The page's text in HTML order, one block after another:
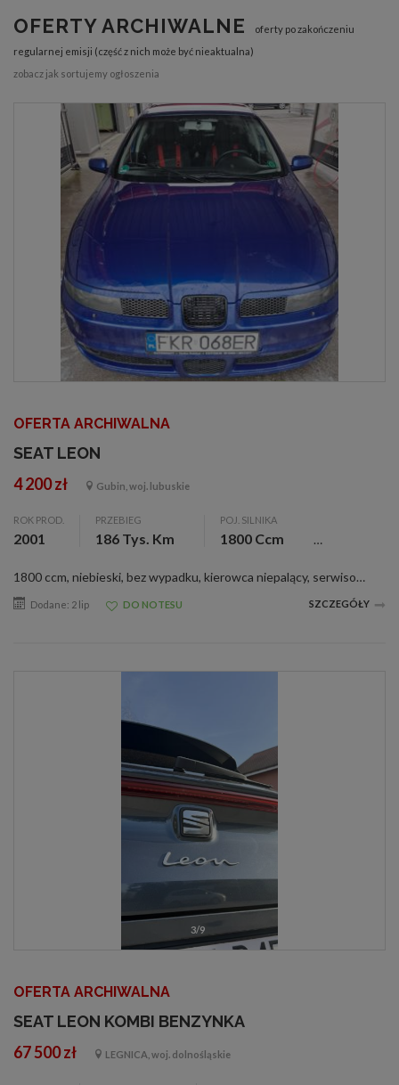
OFERTY ARCHIWALNE
oferty po zakończeniu
regularnej emisji (część z nich może być nieaktualna)
zobacz jak sortujemy ogłoszenia
OFERTA ARCHIWALNA
SEAT LEON
4 200 zł Gubin, woj. lubuskie
ROK PROD.
2001
PRZEBIEG
186 Tys. Km
POJ. SILNIKA
1800 Ccm
1800 ccm, niebieski, bez wypadku, kierowca niepalący, serwisowany, sprowadzony, zarejestr., ABS, alarm, alum. felgi, c. zamek, czujnik deszczu, el. otw. szyby, pod. pow., wspom. kier., Nowa chłodnica, tłumik, rozrząd. Obniżony na gwincie, dodatkow...
Dodane: 2 lip DO NOTESU SZCZEGÓŁY
3/9
OFERTA ARCHIWALNA
SEAT LEON KOMBI BENZYNKA
67 500 zł LEGNICA, woj. dolnośląskie